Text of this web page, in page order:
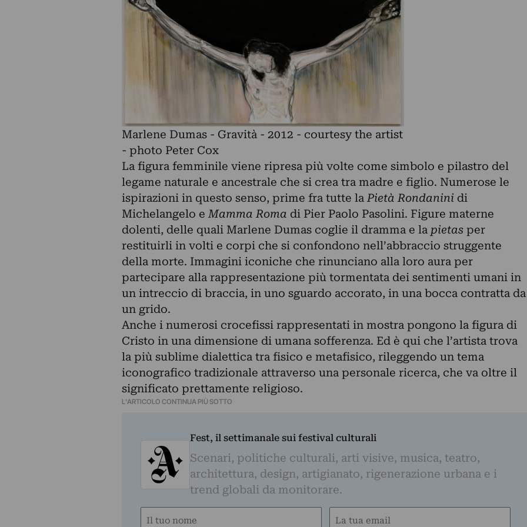
Marlene Dumas - Gravità - 2012 - courtesy the artist
- photo Peter Cox
La figura femminile viene ripresa più volte come simbolo e pilastro del
legame naturale e ancestrale che si crea tra madre e figlio. Numerose le
ispirazioni in questo senso, prime fra tutte la Pietà Rondanini di
Michelangelo e Mamma Roma di Pier Paolo Pasolini. Figure materne
dolenti, delle quali Marlene Dumas coglie il dramma e la pietasper
restituirli in volti e corpi che si confondono nell’abbraccio struggente
della morte. Immagini iconiche che rinunciano alla loro aura per
partecipare alla rappresentazione più tormentata dei sentimenti umani in
un intreccio di braccia, in uno sguardo accorato, in una bocca contratta da
un grido.
Anche i numerosi crocefissi rappresentati in mostra pongono la figura di
Cristo in una dimensione di umana sofferenza. Ed è qui che l’artista trova
la più sublime dialettica tra fisico e metafisico, rileggendo un tema
iconografico tradizionale attraverso una personale ricerca, che va oltre il
significato prettamente religioso.
L'ARTICOLO CONTINUA PIÙ SOTTO
Fest, il settimanale sui festival culturali
Scenari, politiche culturali, arti visive, musica, teatro,
architettura, design, artigianato, rigenerazione urbana e i
trend globali da monitorare.
Nome
Email